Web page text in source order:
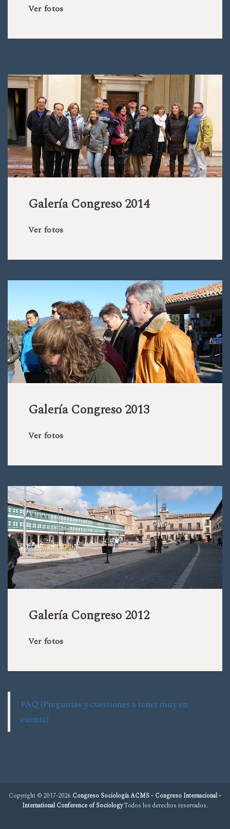
Ver fotos
Galería Congreso 2014
Ver fotos
Galería Congreso 2013
Ver fotos
Galería Congreso 2012
Ver fotos
FAQ (Preguntas y cuestiones a tener muy en
cuenta)
Copyright © 2017-2026 Congreso Sociología ACMS - Congreso Internacional -
International Conference of SociologyTodos los derechos reservados.